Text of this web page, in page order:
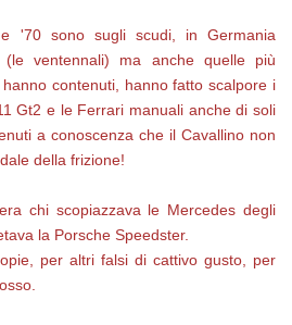
'70 sono sugli scudi, in Germania
(le ventennali) ma anche quelle più
contenuti, hanno fatto scalpore i
Gt2 e le Ferrari manuali anche di soli
a conoscenza che il Cavallino non
della frizione!
chi scopiazzava le Mercedes degli
la Porsche Speedster.
per altri falsi di cattivo gusto, per